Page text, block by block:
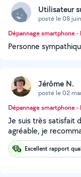
Utilisateur
posté le 08
Dépannage smartphone
Personne
Jérôme N.
posté le 02
Dépannage smartphone
Je suis très satisfait
agréable, je
Excellent rapport